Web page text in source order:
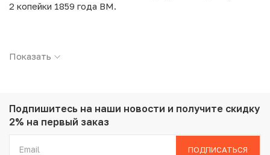
2 копейки 1859 года ВМ.
Страна: Российская Империя
Металл: Медь
Вес: 9.77 г
Тираж: 1.595.340
Показать
Подпишитесь на наши новости и получите скидку
2% на первый заказ
ПОДПИСАТЬСЯ